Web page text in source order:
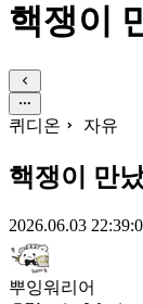
핵쟁이
퀴디온 자유
핵쟁이 만
2026.06.03
뿌잉워리어